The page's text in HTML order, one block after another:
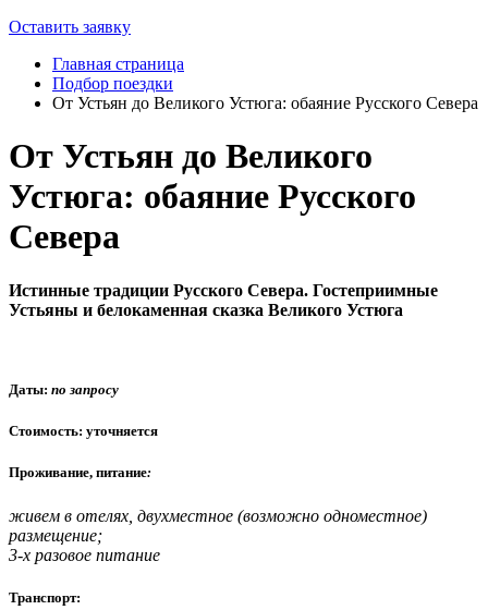
Оставить заявку
Главная страница
Подбор поездки
От Устьян до Великого Устюга: обаяние Русского Севера
От Устьян до Великого
Устюга: обаяние Русского
Севера
Истинные традиции Русского Севера. Гостеприимные
Устьяны и белокаменная сказка Великого Устюга
Даты: по запросу
Стоимость: уточняется
Проживание, питание:
живем в отелях, двухместное (возможно одноместное)
размещение;
3-х разовое питание
Транспорт: